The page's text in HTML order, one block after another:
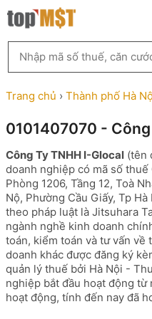
Chuyển
đến
kiếm
MST
theo
tên
ty,
người
đại
diện
hoặc
mã
số
thuế
...
Trang chủ › Thành phố Hà
0101407070 -
Công Ty TNHH I-Glocal (tên
doanh nghiệp có mã số thuế
Phòng 1206, Tầng 12, Toà
Nộ, Phường Cầu Giấy, Tp
theo pháp luật là Jitsuhara
ngành nghề kinh doanh
toán, kiểm toán và tư vấn về
doanh khác được đăng ký
quản lý thuế bởi Hà Nội -
nghiệp bắt đầu hoạt động từ
hoạt động, tính đến nay đã